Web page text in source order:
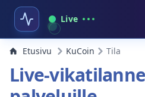
Live
Etusivu KuCoin Tila
Live-